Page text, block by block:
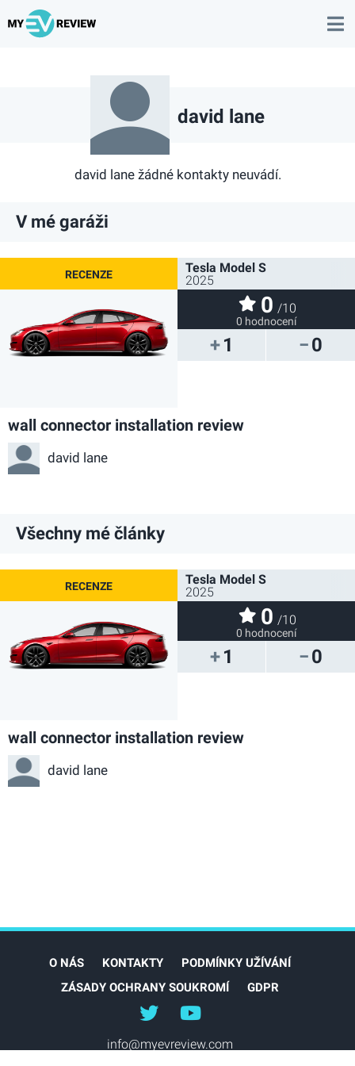
david lane
david lane žádné kontakty neuvádí.
V mé garáži
1 0
Tesla Model S
2025
0 /10
0 hodnocení
wall connector installation review
david lane
Všechny mé články
1 0
Tesla Model S
2025
0 /10
0 hodnocení
wall connector installation review
david lane
O NÁS KONTAKTY
PODMÍNKY UŽÍVÁNÍ
ZÁSADY OCHRANY SOUKROMÍ
GDPR
@myEVreview
info@myevreview.com